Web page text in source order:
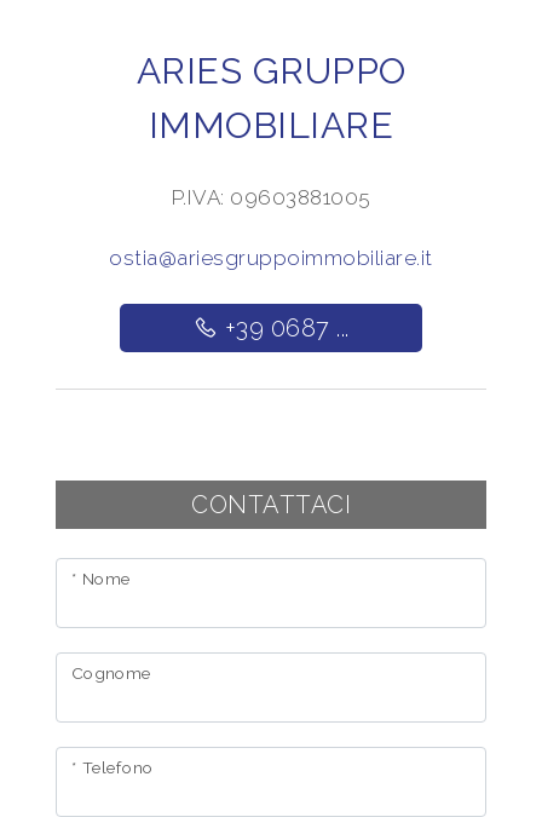
ARIES GRUPPO
IMMOBILIARE
P.IVA: 09603881005
ostia@ariesgruppoimmobiliare.it
+39 0687 ...
CONTATTACI
* Nome
Cognome
* Telefono